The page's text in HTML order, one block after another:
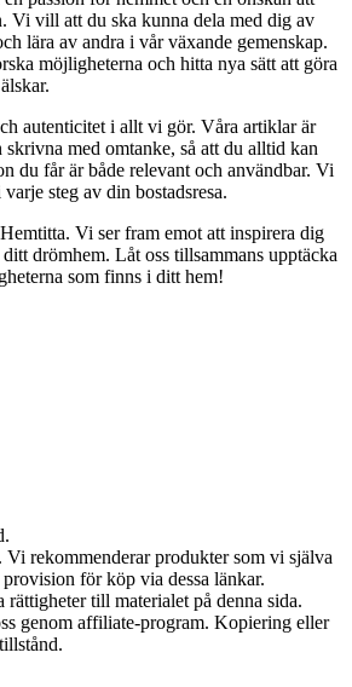
Vi vill att du ska kunna dela med dig av
lära av andra i vår växande gemenskap.
möjligheterna och hitta nya sätt att göra
autenticitet i allt vi gör. Våra artiklar är
skrivna med omtanke, så att du alltid kan
du får är både relevant och användbar. Vi
steg av din bostadsresa.
Vi ser fram emot att inspirera dig
drömhem. Låt oss tillsammans upptäcka
som finns i ditt hem!
rekommenderar produkter som vi själva
för köp via dessa länkar.
till materialet på denna sida.
genom affiliate-program. Kopiering eller